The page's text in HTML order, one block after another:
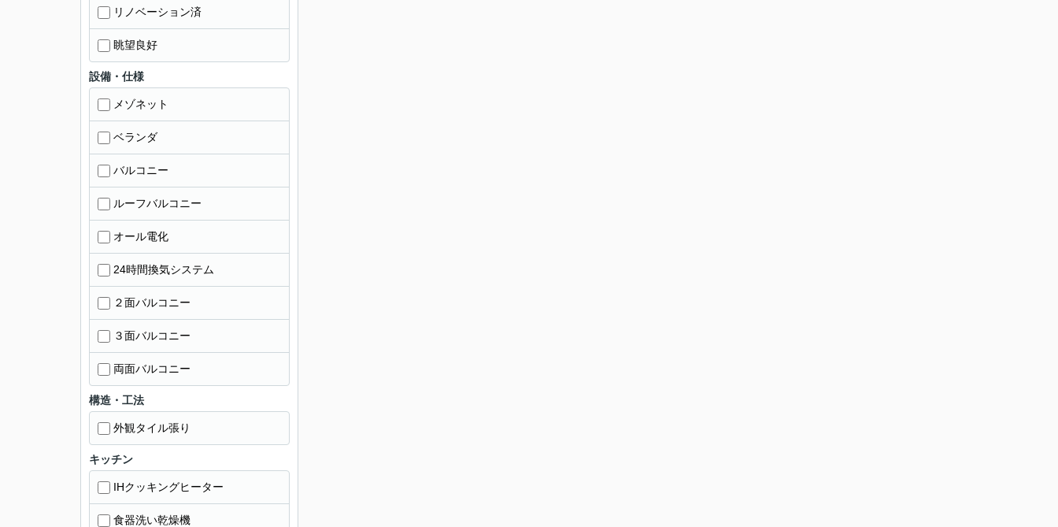
リノベーション済
眺望良好
設備・仕様
メゾネット
ベランダ
バルコニー
ルーフバルコニー
オール電化
24時間換気システム
２面バルコニー
３面バルコニー
両面バルコニー
構造・工法
外観タイル張り
キッチン
IHクッキングヒーター
食器洗い乾燥機